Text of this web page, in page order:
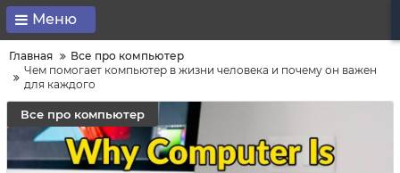
Меню
Главная
Все про компьютер
Чем помогает компьютер в жизни человека и почему он важен
для каждого
Все про компьютер